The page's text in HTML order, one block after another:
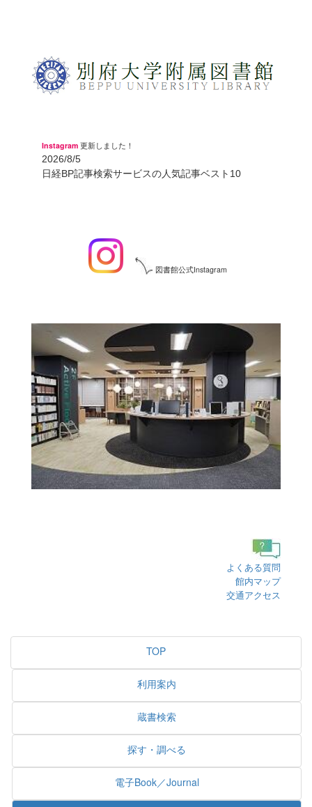
Instagram 更新しました！
2026/8/5
日経BP記事検索サービスの人気記事ベスト10
図書館公式Instagram
よくある質問
館内マップ
交通アクセス
TOP
利用案内
蔵書検索
探す・調べる
電子Book／Journal